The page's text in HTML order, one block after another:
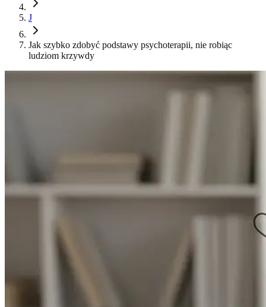
J
Jak szybko zdobyć podstawy psychoterapii, nie robiąc
ludziom krzywdy